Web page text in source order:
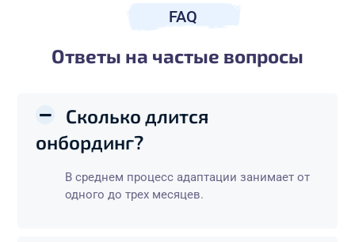
FAQ
Ответы на частые вопросы
Сколько длится
онбординг?
В среднем процесс адаптации занимает от
одного до трех месяцев.